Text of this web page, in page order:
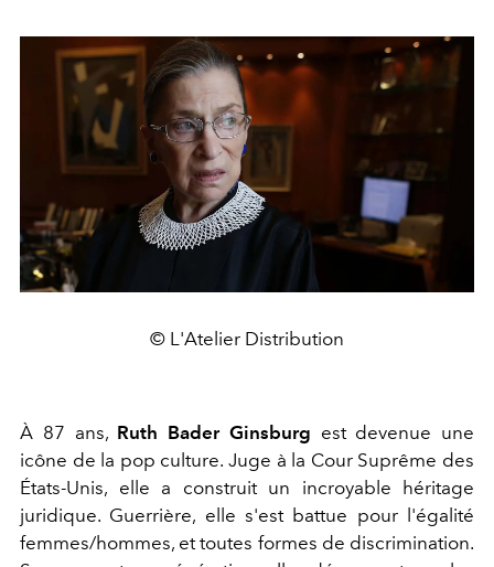
© L'Atelier Distribution
À 87 ans, Ruth Bader Ginsburg est devenue une
icône de la pop culture. Juge à la Cour Suprême des
États-Unis, elle a construit un incroyable héritage
juridique. Guerrière, elle s'est battue pour l'égalité
femmes/hommes, et toutes formes de discrimination.